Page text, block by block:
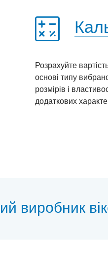
Розрахуйте
основі типу
розмірів і
додаткових
виробник